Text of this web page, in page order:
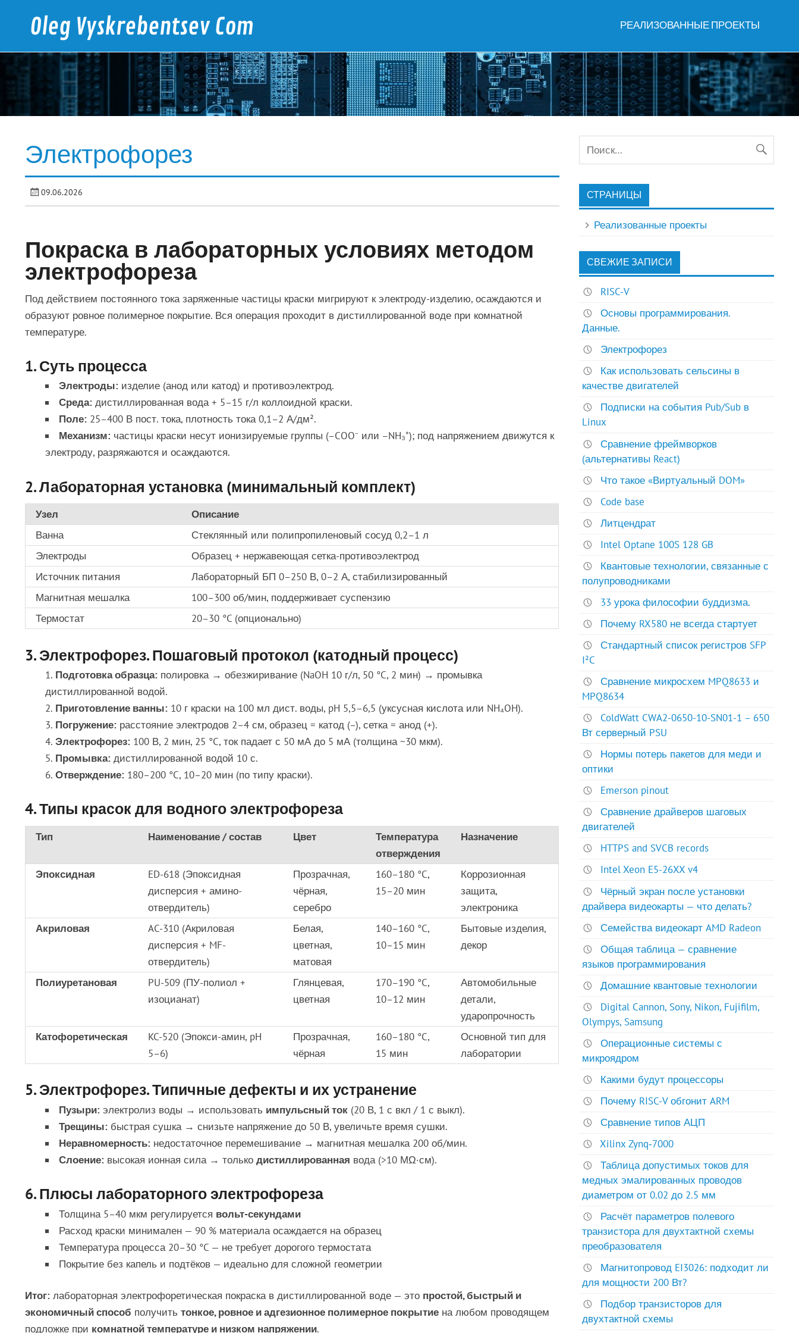
contentOleg Vyskrebentsev Com
Электроника, программирование, автоматика
РЕАЛИЗОВАННЫЕ ПРОЕКТЫ
Электрофорез
09.06.2026
Покраска в лабораторных условиях методом
электрофореза
Под действием постоянного тока заряженные частицы краски мигрируют к электроду-изделию, осаждаются и
образуют ровное полимерное покрытие. Вся операция проходит в дистиллированной воде при комнатной
температуре.
1. Суть процесса
Электроды: изделие (анод или катод) и противоэлектрод.
Среда: дистиллированная вода + 5–15 г/л коллоидной краски.
Поле: 25–400 В пост. тока, плотность тока 0,1–2 А/дм².
Механизм: частицы краски несут ионизируемые группы (–COO⁻ или –NH₃⁺); под напряжением движутся к
электроду, разряжаются и осаждаются.
2. Лабораторная установка (минимальный комплект)
Узел
Описание
Ванна
Стеклянный или полипропиленовый сосуд 0,2–1 л
Электроды
Образец + нержавеющая сетка-противоэлектрод
Источник питания
Лабораторный БП 0–250 В, 0–2 А, стабилизированный
Магнитная мешалка
100–300 об/мин, поддерживает суспензию
Термостат
20–30 °C (опционально)
3. Электрофорез. Пошаговый протокол (катодный процесс)
Подготовка образца:полировка → обезжиривание (NaOH 10 г/л, 50 °C, 2 мин) → промывка
дистиллированной водой.
Приготовление ванны:10 г краски на 100 мл дист. воды, pH 5,5–6,5 (уксусная кислота или NH₄OH).
Погружение:расстояние электродов 2–4 см, образец = катод (–), сетка = анод (+).
Электрофорез:100 В, 2 мин, 25 °C, ток падает с 50 мА до 5 мА (толщина ~30 мкм).
Промывка:дистиллированной водой 10 с.
Отверждение:180–200 °C, 10–20 мин (по типу краски).
4. Типы красок для водного электрофореза
Тип Наименование / состав Цвет
Температура
отверждения
Назначение
Эпоксидная
ED-618 (Эпоксидная
дисперсия + амино-
отвердитель)
Прозрачная,
чёрная,
серебро
160–180 °C,
15–20 мин
Коррозионная
защита,
электроника
Акриловая
AC-310 (Акриловая
дисперсия + MF-
отвердитель)
Белая,
цветная,
матовая
140–160 °C,
10–15 мин
Бытовые изделия,
декор
Полиуретановая
PU-509 (ПУ-полиол +
изоцианат)
Глянцевая,
цветная
170–190 °C,
10–12 мин
Автомобильные
детали,
ударопрочность
Катофоретическая
KC-520 (Эпокси-амин, pH
5–6)
Прозрачная,
чёрная
160–180 °C,
15 мин
Основной тип для
лаборатории
5. Электрофорез. Типичные дефекты и их устранение
Пузыри: электролиз воды → использовать импульсный ток (20 В, 1 с вкл / 1 с выкл).
Трещины: быстрая сушка → снизьте напряжение до 50 В, увеличьте время сушки.
Неравномерность: недостаточное перемешивание → магнитная мешалка 200 об/мин.
Слоение: высокая ионная сила → толькодистиллированная вода (>10 МΩ·см).
6. Плюсы лабораторного электрофореза
Толщина 5–40 мкм регулируется вольт-секундами
Расход краски минимален — 90 % материала осаждается на образец
Температура процесса 20–30 °C — не требует дорогого термостата
Покрытие без капель и подтёков — идеально для сложной геометрии
Итог: лабораторная электрофоретическая покраска в дистиллированной воде — это простой, быстрый и
экономичный способ получить тонкое, ровное и адгезионное полимерное покрытие на любом проводящем
подложке при комнатной температуре и низком напряжении.
СТРАНИЦЫ
Реализованные проекты
СВЕЖИЕ ЗАПИСИ
RISC-V
Основы программирования.
Данные.
Электрофорез
Как использовать сельсины в
качестве двигателей
Подписки на события Pub/Sub в
Linux
Сравнение фреймворков
(альтернативы React)
Что такое «Виртуальный DOM»
Code base
Литцендрат
Intel Optane 100S 128 GB
Квантовые технологии, связанные с
полупроводниками
33 урока философии буддизма.
Почему RX580 не всегда стартует
Стандартный список регистров SFP
I²C
Сравнение микросхем MPQ8633 и
MPQ8634
ColdWatt CWA2-0650-10-SN01-1 – 650
Вт серверный PSU
Нормы потерь пакетов для меди и
оптики
Emerson pinout
Сравнение драйверов шаговых
двигателей
HTTPS and SVCB records
Intel Xeon E5-26XX v4
Чёрный экран после установки
драйвера видеокарты — что делать?
Семейства видеокарт AMD Radeon
Общая таблица — сравнение
языков программирования
Домашние квантовые технологии
Digital Cannon, Sony, Nikon, Fujifilm,
Olympys, Samsung
Операционные системы с
микроядром
Какими будут процессоры
Почему RISC-V обгонит ARM
Сравнение типов АЦП
Xilinx Zynq‑7000
Таблица допустимых токов для
медных эмалированных проводов
диаметром от 0.02 до 2.5 мм
Расчёт параметров полевого
транзистора для двухтактной схемы
преобразователя
Магнитопровод EI3026: подходит ли
для мощности 200 Вт?
Подбор транзисторов для
двухтактной схемы